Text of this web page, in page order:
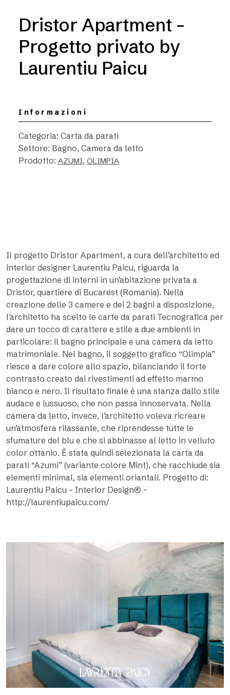
Dristor Apartment –
Progetto privato by
Laurentiu Paicu
Informazioni
Categoria: Carta da parati
Settore: Bagno, Camera da letto
Prodotto: AZUMI, OLIMPIA
Il progetto Dristor Apartment, a cura dell’architetto ed
interior designer Laurentiu Paicu, riguarda la
progettazione di interni in un’abitazione privata a
Dristor, quartiere di Bucarest (Romania). Nella
creazione delle 3 camere e dei 2 bagni a disposizione,
l’architetto ha scelto le carte da parati Tecnografica per
dare un tocco di carattere e stile a due ambienti in
particolare: il bagno principale e una camera da letto
matrimoniale. Nel bagno, il soggetto grafico “Olimpia”
riesce a dare colore allo spazio, bilanciando il forte
contrasto creato dai rivestimenti ad effetto marmo
bianco e nero. Il risultato finale è una stanza dallo stile
audace e lussuoso, che non passa innoservata. Nella
camera da letto, invece, l’architetto voleva ricreare
un’atmosfera rilassante, che riprendesse tutte le
sfumature del blu e che si abbinasse al letto in velluto
color ottanio. È stata quindi selezionata la carta da
parati “Azumi” (variante colore Mint), che racchiude sia
elementi minimal, sia elementi oriantali. Progetto di:
Laurentiu Paicu – Interior Design® –
http://laurentiupaicu.com/